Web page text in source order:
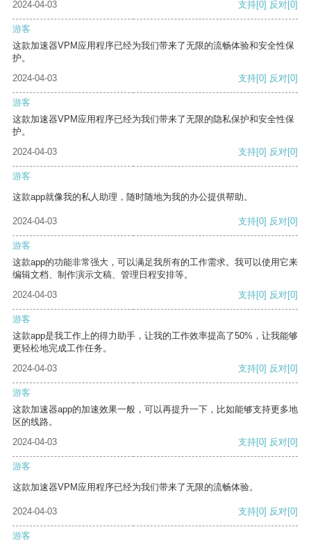
2024-04-03 支持[0] 反对[0]
游客
这款加速器VPM应用程序已经为我们带来了无限的流畅体验和安全性保
护。
2024-04-03
支持[0] 反对[0]
游客
这款加速器VPM应用程序已经为我们带来了无限的隐私保护和安全性保
护。
2024-04-03
支持[0] 反对[0]
游客
这款app就像我的私人助理，随时随地为我的办公提供帮助。
2024-04-03 支持[0] 反对[0]
游客
这款app的功能非常强大，可以满足我所有的工作需求。我可以使用它来
编辑文档、制作演示文稿、管理日程安排等。
2024-04-03
支持[0] 反对[0]
游客
这款app是我工作上的得力助手，让我的工作效率提高了50%，让我能够
更轻松地完成工作任务。
2024-04-03
支持[0] 反对[0]
游客
这款加速器app的加速效果一般，可以再提升一下，比如能够支持更多地
区的线路。
2024-04-03
支持[0] 反对[0]
游客
这款加速器VPM应用程序已经为我们带来了无限的流畅体验。
2024-04-03 支持[0] 反对[0]
游客